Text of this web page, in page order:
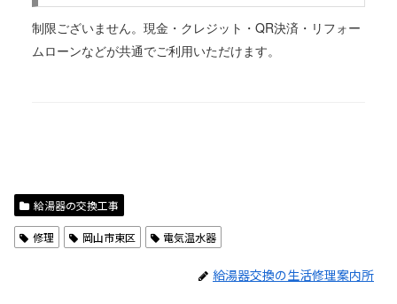
制限ございません。現金・クレジット・QR決済・リフォー
ムローンなどが共通でご利用いただけます。
給湯器の交換工事
修理 岡山市東区 電気温水器
給湯器交換の生活修理案内所